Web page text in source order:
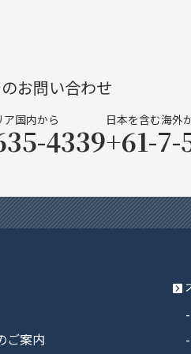
お問い合わせ
ア国内から
4339
日本を含む海外
+61-
ご案内